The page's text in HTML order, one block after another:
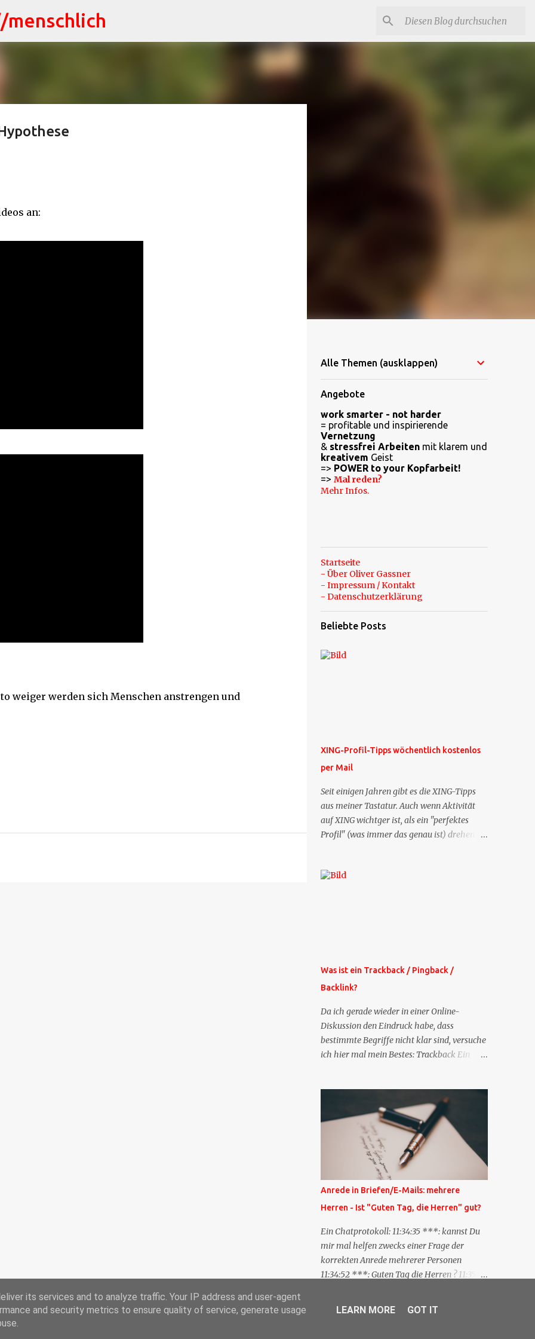
Direkt zum Hauptbereich
menschlich
an:
weiger werden sich Menschen anstrengen und
Alle Themen (ausklappen)
Angebote
work smarter - not harder
= profitable und inspirierende
Vernetzung
& stressfrei Arbeitenmit klarem und
kreativem Geist
=> POWER to your Kopfarbeit!
=> Mal reden?
Mehr Infos.
Startseite
- Über Oliver Gassner
- Impressum / Kontakt
- Datenschutzerklärung
Beliebte Posts
XING-Profil-Tipps wöchentlich kostenlos
per Mail
Seit einigen Jahren gibt es die XING-Tipps
aus meiner Tastatur. Auch wenn Aktivität
auf XING wichtger ist, als ein "perfektes
Profil" (was immer das genau ist) drehen
es jetzt die Profil-Fragen zu XING als eigene
Weitere Mailangebote dieser Art sehen Sie
auf meiner XING-Seite oder hier oben rechts
im Blog. Die Profilfragen werde ich
mittelfristig aus der normalen XING-Tipp-
Mail entfernen, da ich sie so nur an einer
Stelle pflegen muss.
Was ist ein Trackback / Pingback /
Backlink?
Da ich gerade wieder in einer Online-
Diskussion den Eindruck habe, dass
bestimmte Begriffe nicht klar sind, versuche
ich hier mal mein Bestes: Trackback Ein
besagt: "Lieber Blogeintrag, ich habe einen
Kommentar zu dir geschrieben, aber nicht
bei dir in den Kommentaren sondern in
meinem Blog. Bitte vermerke das doch,
damit deine Leser auch mal vorbeischauen,
was ich zu deinem Inhalt zu sagen hatte."
Diese Nachrichtenfunktion wird
'angestoßen' in dem 'mein' Blog an die
'TrackbackURL' des Anderen einen 'Ping'
schickt, d.h. ein paar Parameter übergibt
(URL meines Eintrags, Kurzzitat meines
Beitrags). Praktisch muss man nichts
Anderes tun, als die TrackbackURL beim
einzufügen. Trackbacks und TrackbackURLs
Anrede in Briefen/E-Mails: mehrere
Herren - Ist "Guten Tag, die Herren" gut?
Ein Chatprotokoll: 11:34:35 ***: kannst Du
mir mal helfen zwecks einer Frage der
korrekten Anrede mehrerer Personen
11:34:52 ***: Guten Tag die Herren ? 11:35:07
its services and to analyze traffic. Your IP address and user-agent
and security metrics to ensure quality of service, generate usage
LEARN MORE GOT IT